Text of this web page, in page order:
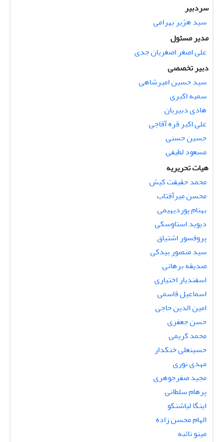
سردبیر
سید هژیر بهرامی
مدیر مسئول
علی اصغر اصغریان جدی
دبیر تخصصی
سید حسین امیرشاهی
سمیه اکبری
هادی دبیریان
علی اکبر قره آقاجی
حسین حسنی
مسعود لطیفی
هیات تحریریه
محمد حقیقت کیش
محسن میرآفتاب
بهنام پوردیهیمی
دیوید استاوسکی
پروفسور اشتیاق
سید منصور بیدکی
صدیقه برهانی
اسفندیار اختیاری
اسماعیل قاسمی
امین الدین حاجی
حسن جعفری
محمد کریمی
حسینعلی خنکدار
مهدی نوری
مجید صفرجوهری
پرهام سلطانی
اینگا لیاشنکو
الهام محسن زاده
مینو نائبه